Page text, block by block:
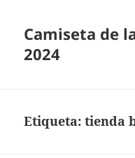
Camiseta de
2024
Etiqueta:tienda